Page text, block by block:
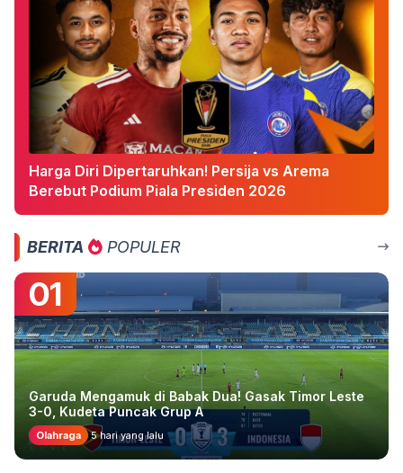
Harga Diri Dipertaruhkan! Persija vs Arema
Berebut Podium Piala Presiden 2026
BERITA POPULER
01
Garuda Mengamuk di Babak Dua! Gasak Timor Leste
3-0, Kudeta Puncak Grup A
Olahraga 5 hari yang lalu